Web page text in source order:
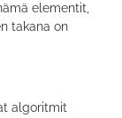
elementit,
takana on
algoritmit